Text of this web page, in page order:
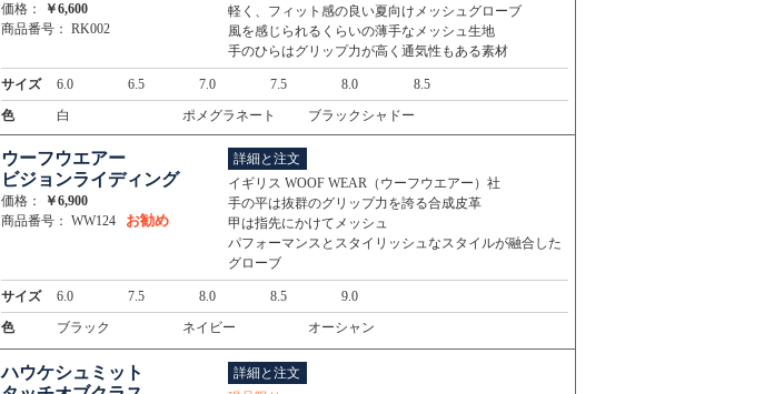
価格：
￥6,600
商品番号： RK002
軽く、フィット感の良い夏向けメッシュグローブ
風を感じられるくらいの薄手なメッシュ生地
手のひらはグリップ力が高く通気性もある素材
サイズ 6.0 6.5 7.0 7.5 8.0
8.5
色
白 ポメグラネート ブラックシャドー
ウーフウエアー
ビジョンライディング
価格：
￥6,900
商品番号： WW124 お勧め
詳細と注文
イギリス WOOF WEAR（ウーフウエアー）社
手の平は抜群のグリップ力を誇る合成皮革
甲は指先にかけてメッシュ
パフォーマンスとスタイリッシュなスタイルが融合した
グローブ
サイズ 6.0 7.5 8.0 8.5
9.0
色
ブラック ネイビー オーシャン
ハウケシュミット
詳細と注文